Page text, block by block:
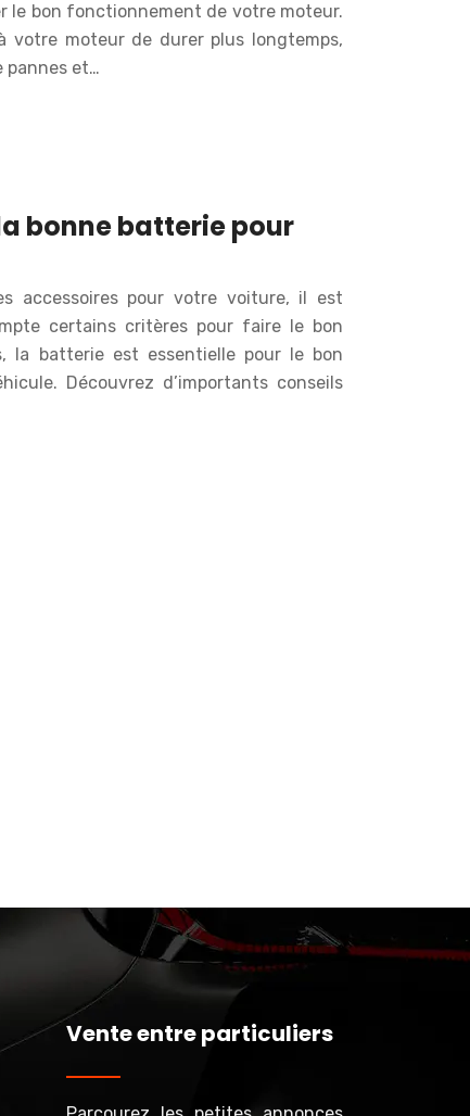
le bon fonctionnement de votre moteur.
votre moteur de durer plus longtemps,
pannes et…
bonne batterie pour
accessoires pour votre voiture, il est
certains critères pour faire le bon
la batterie est essentielle pour le bon
Découvrez d’importants conseils
Vente entre particuliers